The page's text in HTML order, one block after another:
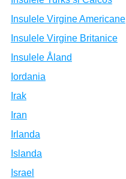
Insulele Virgine Americane
Insulele Virgine Britanice
Insulele Åland
Iordania
Irak
Iran
Irlanda
Islanda
Israel